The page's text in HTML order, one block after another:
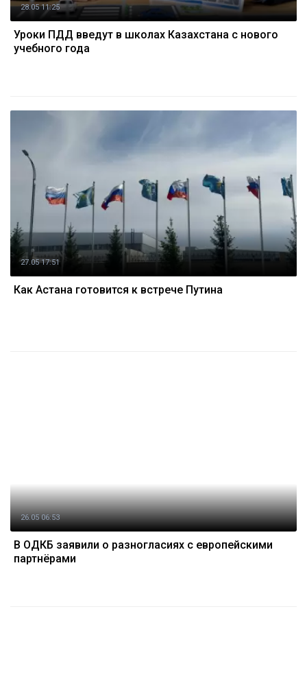
28.05 11:25
Уроки ПДД введут в школах Казахстана с нового
учебного года
27.05 17:51
Как Астана готовится к встрече Путина
26.05 06:53
В ОДКБ заявили о разногласиях с европейскими
партнёрами